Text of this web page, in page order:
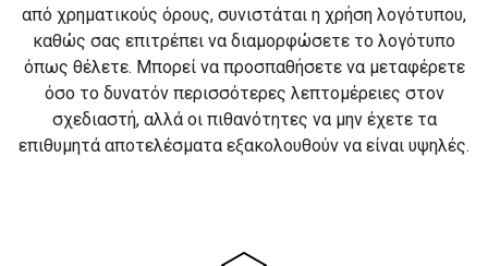
από χρηματικούς όρους, συνιστάται η χρήση λογότυπου,
καθώς σας επιτρέπει να διαμορφώσετε το λογότυπο
όπως θέλετε. Μπορεί να προσπαθήσετε να μεταφέρετε
όσο το δυνατόν περισσότερες λεπτομέρειες στον
σχεδιαστή, αλλά οι πιθανότητες να μην έχετε τα
επιθυμητά αποτελέσματα εξακολουθούν να είναι υψηλές.